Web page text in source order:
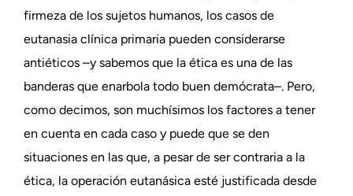
firmeza de los sujetos humanos, los casos de
eutanasia clínica primaria pueden considerarse
antiéticos –y sabemos que la ética es una de las
banderas que enarbola todo buen demócrata–. Pero,
como decimos, son muchísimos los factores a tener
en cuenta en cada caso y puede que se den
situaciones en las que, a pesar de ser contraria a la
ética, la operación eutanásica esté justificada desde